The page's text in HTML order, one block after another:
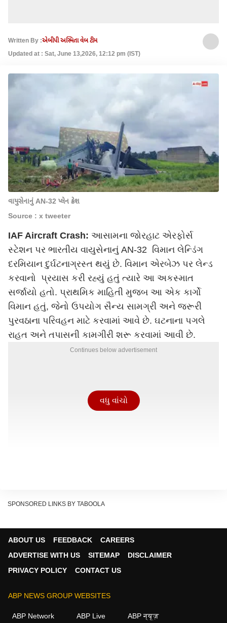
Written By :એબીપી અસ્મિતા વેબ ટીમ
Updated at : Sat, June 13,2026, 12:12 pm (IST)
વાયુસેનાનું AN-32 પ્લેન ક્રેશ
Source : x tweeter
IAF Aircraft Crash: આસામના જોરહાટ એરફોર્સ
સ્ટેશન પર ભારતીય વાયુસેનાનું AN-32 વિમાન લેન્ડિંગ
દરમિયાન દુર્ઘટનાગ્રસ્ત થયું છે. વિમાન એરબેઝ પર લેન્ડ
કરવાનો પ્રયાસ કરી રહ્યું હતું ત્યારે આ અકસ્માત
સર્જાયો હતો. પ્રાથમિક માહિતી મુજબ આ એક કાર્ગો
વિમાન હતું, જેનો ઉપયોગ સૈન્ય સામગ્રી અને જરૂરી
પુરવઠાના પરિવહન માટે કરવામાં આવે છે. ઘટનાના પગલે
રાહત અને તપાસની કામગીરી શરૂ કરવામાં આવી છે.
Continues below advertisement
વધુ વાંચો
SPONSORED LINKS BY TABOOLA
ABOUT US FEEDBACK
CAREERS
ADVERTISE WITH US
SITEMAP
DISCLAIMER
PRIVACY POLICY
CONTACT US
ABP NEWS GROUP WEBSITES
ABP Network ABP Live ABP न्यूज़